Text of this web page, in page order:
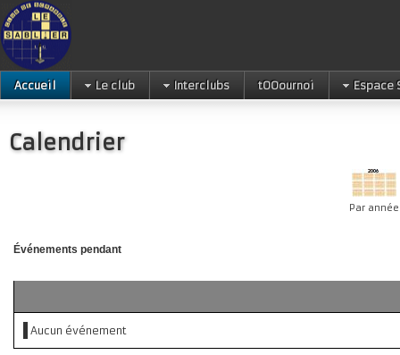
Accueil Le club Interclubs tOOournoi Espace
Calendrier
Par année
Événements pendant
Aucun événement